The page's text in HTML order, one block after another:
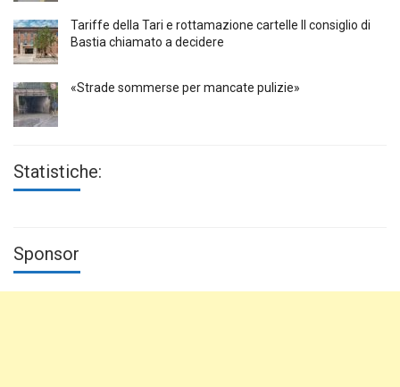
Tariffe della Tari e rottamazione cartelle Il consiglio di
Bastia chiamato a decidere
«Strade sommerse per mancate pulizie»
Statistiche:
Sponsor